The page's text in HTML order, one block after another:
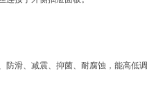
防滑、减震、抑菌、耐腐蚀，能高低调